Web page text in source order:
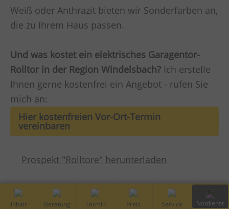
Weiß oder Anthrazit bieten wir Sonderfarben an,
die zu Ihrem Haus passen.
Und was kostet ein elektrisches Garagentor-
Rolltor in der Region Windelsbach? Ich erstelle
Ihnen gerne kostenfrei ein Angebot - rufen Sie
mich an:
Hier kostenfreien Vor-Ort-Termin
vereinbaren
Prospekt "Rolltore" herunterladen
Inhalt Kostenfreie Vor-Ort Preis Service